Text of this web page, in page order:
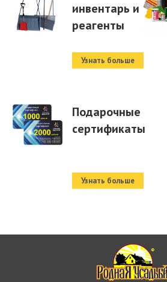
инвентарь и
реагенты
Узнать больше
Подарочные
сертификаты
Узнать больше